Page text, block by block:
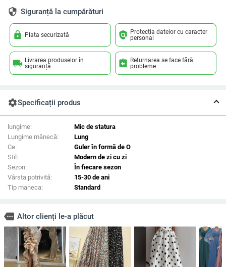
security Siguranță la cumpărături
lock Plata securizată policy Protecția datelor cu caracter
personal
local_shipping Livrarea produselor în
siguranță
assignment_return Returnarea se face fără
probleme
settingsSpecificații produs
lungime:
Mic de statura
Lungime mânecă:
Lung
Ce:
Guler în formă de O
Stil:
Modern de zi cu zi
Sezon:
În fiecare sezon
Vârsta potrivită:
15-30 de ani
Tip maneca:
Standard
more Altor clienți le-a plăcut